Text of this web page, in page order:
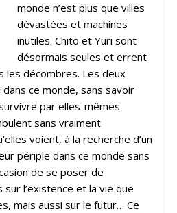
monde n’est plus que villes
dévastées et machines
inutiles. Chito et Yuri sont
désormais seules et errent
les décombres. Les deux
ce monde, sans savoir
par elles-mêmes.
sans vraiment
voient, à la recherche d’un
périple dans ce monde sans
de se poser de
l’existence et la vie que
mais aussi sur le futur… Ce